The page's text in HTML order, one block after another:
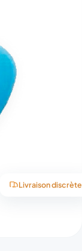
Livraison discrète